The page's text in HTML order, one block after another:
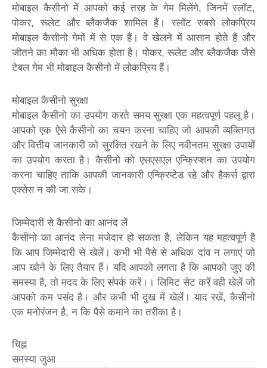
मोबाइल कैसीनो में आपको कई तरह के गेम मिलेंगे, जिनमें स्लॉट,
पोकर, रूलेट और ब्लैकजैक शामिल हैं। स्लॉट सबसे लोकप्रिय
मोबाइल कैसीनो गेमों में से एक हैं। वे खेलने में आसान होते हैं और
जीतने का मौका भी अधिक होता है। पोकर, रूलेट और ब्लैकजैक जैसे
टेबल गेम भी मोबाइल कैसीनो में लोकप्रिय हैं।
मोबाइल कैसीनो सुरक्षा
मोबाइल कैसीनो का उपयोग करते समय सुरक्षा एक महत्वपूर्ण पहलू है।
आपको एक ऐसे कैसीनो का चयन करना चाहिए जो आपकी व्यक्तिगत
और वित्तीय जानकारी को सुरक्षित रखने के लिए नवीनतम सुरक्षा उपायों
का उपयोग करता है। कैसीनो को एसएसएल एन्क्रिप्शन का उपयोग
करना चाहिए ताकि आपकी जानकारी एन्क्रिप्टेड रहे और हैकर्स द्वारा
एक्सेस न की जा सके।
जिम्मेदारी से कैसीनो का आनंद लें
कैसीनो का आनंद लेना मजेदार हो सकता है, लेकिन यह महत्वपूर्ण है
कि आप जिम्मेदारी से खेलें। कभी भी पैसे से अधिक दांव न लगाएं जो
आप खोने के लिए तैयार हैं। यदि आपको लगता है कि आपको जुए की
समस्या है, तो मदद के लिए संपर्क करें।। लिमिट सेट करें वही खेलें जो
आपको कम पसंद है। और कभी भी दुख में खेलेंं। याद रखें, कैसीनो
एक मनोरंजन है, न कि पैसे कमाने का तरीका है।
चिह्न
समस्या जुआ